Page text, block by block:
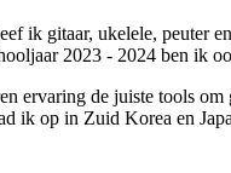
gitaar, ukelele, peuter
2023 - 2024 ben ik
de juiste tools
ik op in Zuid Korea en